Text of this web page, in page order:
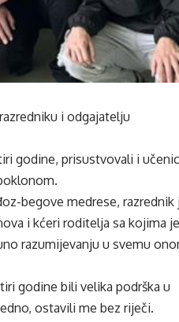
i odgajatelju
godine, prisustvovali i
begove medrese, razrednik
i kćeri roditelja sa kojima
razumijevanju u svemu
godine bili velika podrška u
ostavili me bez riječi.